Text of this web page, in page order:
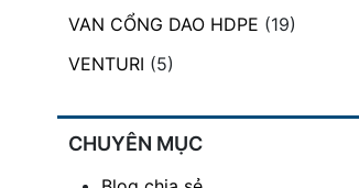
VAN CỔNG DAO HDPE (19)
VENTURI (5)
CHUYÊN MỤC